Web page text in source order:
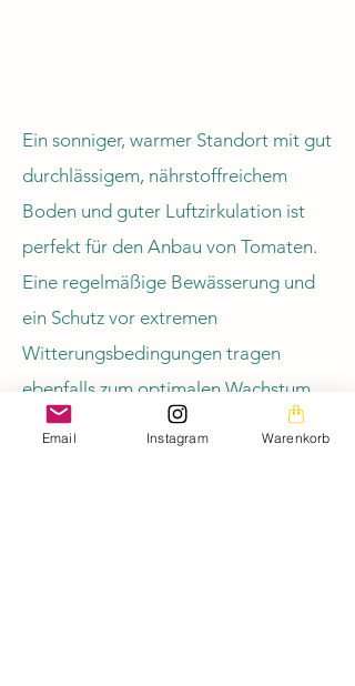
Ein sonniger, warmer Standort mit gut
durchlässigem, nährstoffreichem
Boden und guter Luftzirkulation ist
perfekt für den Anbau von Tomaten.
Eine regelmäßige Bewässerung und
ein Schutz vor extremen
Witterungsbedingungen tragen
ebenfalls zum optimalen Wachstum
bei.
Email Instagram Warenkorb